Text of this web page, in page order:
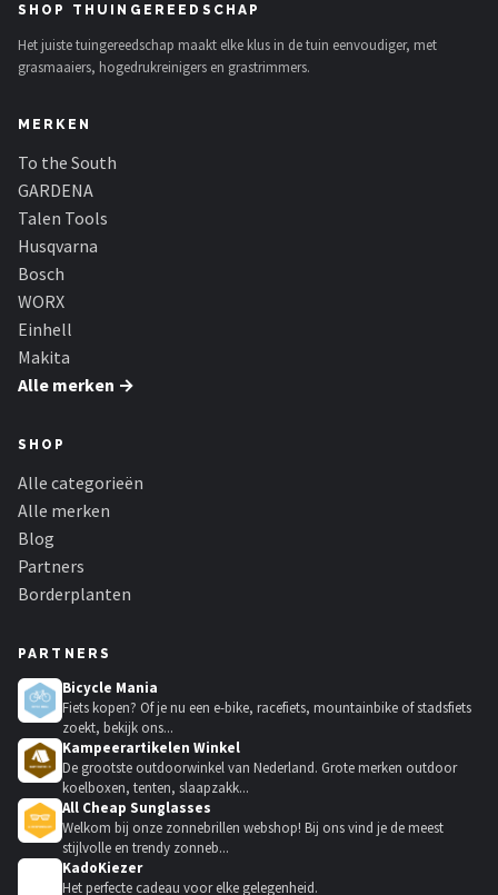
SHOP THUINGEREEDSCHAP
Het juiste tuingereedschap maakt elke klus in de tuin eenvoudiger, met
grasmaaiers, hogedrukreinigers en grastrimmers.
MERKEN
To the South
GARDENA
Talen Tools
Husqvarna
Bosch
WORX
Einhell
Makita
Alle merken →
SHOP
Alle categorieën
Alle merken
Blog
Partners
Borderplanten
PARTNERS
Bicycle Mania
Fiets kopen? Of je nu een e-bike, racefiets, mountainbike of stadsfiets
zoekt, bekijk ons...
Kampeerartikelen Winkel
De grootste outdoorwinkel van Nederland. Grote merken outdoor
koelboxen, tenten, slaapzakk...
All Cheap Sunglasses
Welkom bij onze zonnebrillen webshop! Bij ons vind je de meest
stijlvolle en trendy zonneb...
KadoKiezer
Het perfecte cadeau voor elke gelegenheid.